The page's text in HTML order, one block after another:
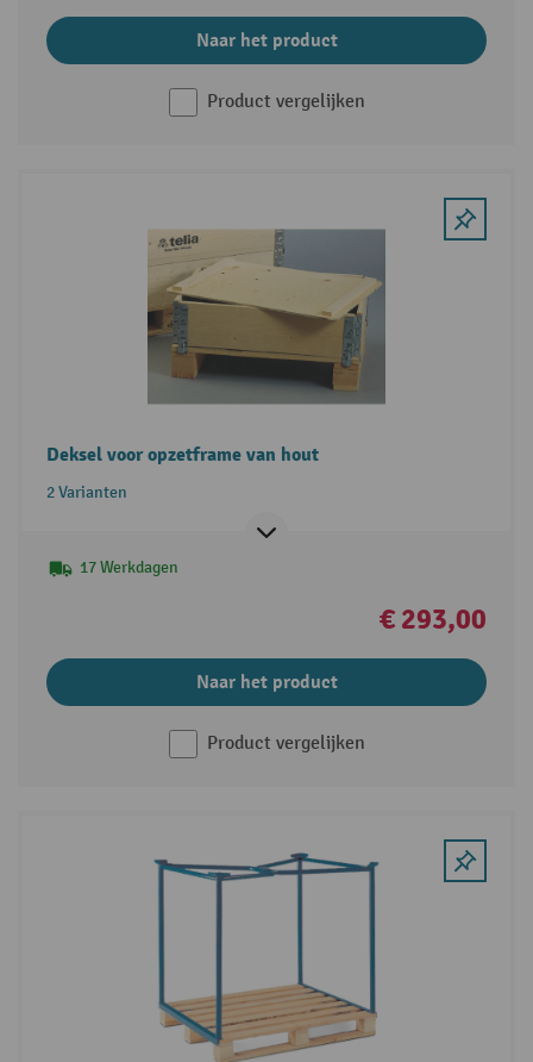
Naar het product
Product vergelijken
Deksel voor opzetframe van hout
2 Varianten
17 Werkdagen
€ 293,00
Naar het product
Product vergelijken